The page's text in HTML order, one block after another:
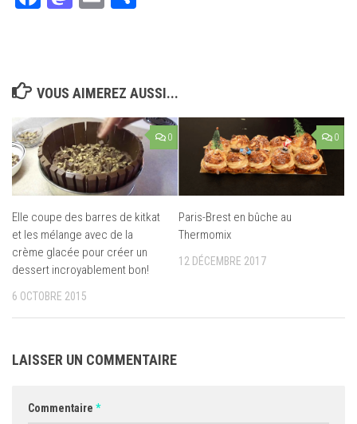
VOUS AIMEREZ AUSSI...
0
Elle coupe des barres de kitkat
et les mélange avec de la
crème glacée pour créer un
dessert incroyablement bon!
6 OCTOBRE 2015
0
Paris-Brest en bûche au
Thermomix
12 DÉCEMBRE 2017
LAISSER UN COMMENTAIRE
Commentaire *